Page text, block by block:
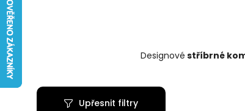
Nádobí skladem
Designové stříbrné
Upřesnit filtry